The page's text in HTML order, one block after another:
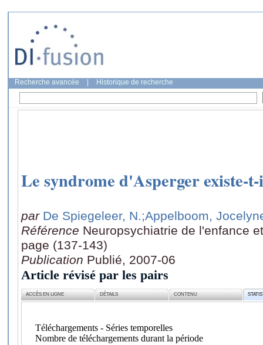
Recherche avancée Historique de recherche
Le syndrome d'Asperger existe-
par De Spiegeleer, N.;Appelboom,
Référence Neuropsychiatrie de l'enfance
page (137-143)
Publication Publié, 2007-06
Article révisé par les pairs
ACCÈS EN LIGNE DÉTAILS CONTENU